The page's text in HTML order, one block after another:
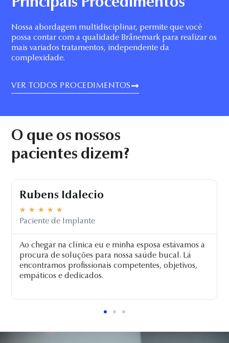
Principais Procedimentos
Nossa abordagem multidisciplinar, permite que você
possa contar com a qualidade Brånemark para realizar os
mais variados tratamentos, independente da
complexidade.
VER TODOS PROCEDIMENTOS
O que os nossos
pacientes dizem?
Vanessa de Oliveira
★ ★ ★ ★ ★
Paciente de Cirurgia Oral
Não tenho palavras para agradecer o tratamento
que recebi lá e nem a satisfação com meu dente
novo, que teve até pintura personalizada para ficar
igualzinho aos outros. Sempre que eu sorrir, vocês